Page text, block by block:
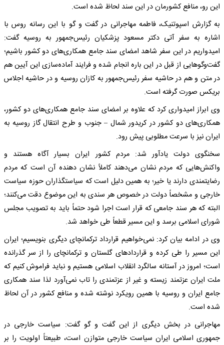
این رو، منافع کشورمان در این سند لحاظ شده است.
به گزارش اسپوتنیک، فاطمه مهاجرانی در گفت و گو با این رسانه روس با
اشاره به سفر آتی دکتر مسعود پزشکیان رئیس‌جمهور به روسیه گفت:
امیدواریم در این سفر شاهد امضای سند جامع همکاری‌های دو کشور باشیم؛
گفت‌وگوهایی از قبل در این باره انجام شده و فرایند آماده‌سازی این آیین هم
در متن و هم در حاشیه سفر رئیس‌جمهور به کازان روسیه و در حاشیه اجلاس
بریکس صورت گرفته است.
وی ابراز امیدواری کرد که علاوه بر امضای سند جامع همکاری‌های دو کشور،
همکاری‌های دو کشور در کریدور شمال – جنوب و طرح انتقال گاز روسیه به
ایران نیز با سرعت مطلوبی پیش رود.
سخنگوی دولت یادآور شد: مردم کشور ایران بسیار آگاه هستند و
واکنش‌هایی که مردم نشان می‌دهند کاملاً نشان دهنده آن است که مردم
رضایتمندی دارند یا خیر؛ به همین دلیل است که سیاستگذاران حوزه سیاست
خارجی و مشخصاً دولت در خصوص هر سندی به این موضوع دقت می‌کنند؛
البته که هر سند جامعی که قرار است اجرا شود حتماً باید به تصویب مجلس
شورای اسلامی برسد و این مسیر قطعاً طی خواهد شد.
وی در ادامه بیان کرد: نمی‌خواهیم قرارداد ترکمانچای دیگری بنویسیم؛ ایران
این مسیر را طی کرده و قراردادهای گلستان و ترکمانچای را از سر گذرانده
است؛ امروز در آستانه سالگرد انقلاب اسلامی هستیم و نباید فراموش کنیم که
ملت ایران عزتمند زیسته و غیر از عزتمندی را تاب نمی‌آورد لذا سند همکاری
جامع ایران و روسیه با همین رویکرد نوشته شده و منافع کشور در آن لحاظ
شده است.
مهاجرانی در بخش دیگری از این گفت و گو گفت:‌ سیاست خارجی در
جمهوری اسلامی ایران سیاست خارجی متوازن است، طبیعتاً اولویت را بر